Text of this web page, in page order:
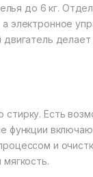
до 6 кг.
электронное
Есть
функции
и